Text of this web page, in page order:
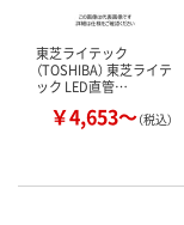
東芝ライテック
（TOSHIBA） 東芝ライテ
ック LED直管…
￥4,653～（税込）